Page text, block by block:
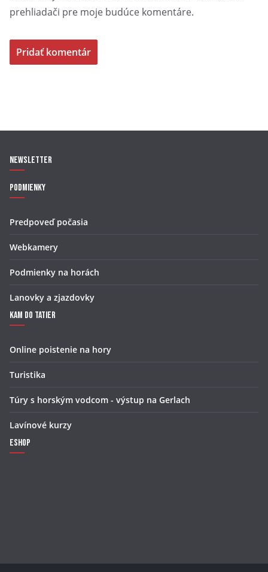
prehliadači pre moje budúce komentáre.
Newsletter
Podmienky
Predpoveď počasia
Webkamery
Podmienky na horách
Lanovky a zjazdovky
Kam do Tatier
Online poistenie na hory
Turistika
Túry s horským vodcom - výstup na Gerlach
Lavínové kurzy
Eshop